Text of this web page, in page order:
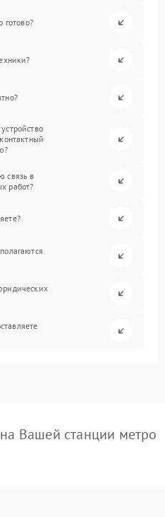
готово?
связь в
работ?
Вашей станции метро